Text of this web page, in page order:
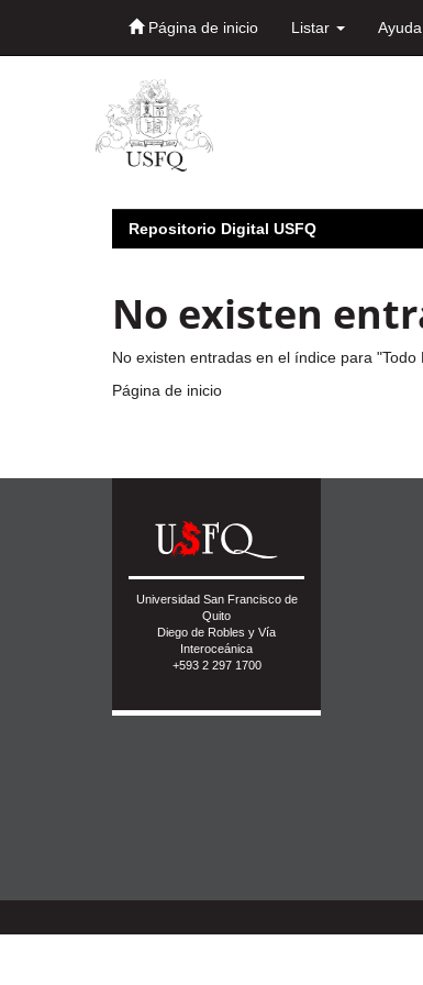
Página de inicio Listar Ayuda
Repositorio Digital USFQ
No existen
No existen entradas en el índice para "Todo
Página de inicio
Universidad San Francisco de
Quito
Diego de Robles y Vía
Interoceánica
+593 2 297 1700